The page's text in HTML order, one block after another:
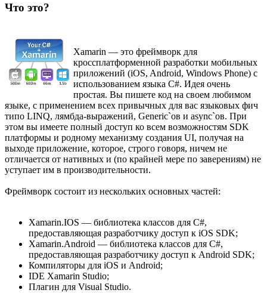
Что это?
Xamarin — это фреймворк для
кроссплатформенной разработки мобильных
приложений (iOS, Android, Windows Phone) с
использованием языка C#. Идея очень
простая. Вы пишете код на своем любимом
языке, с применением всех привычных для вас языковых фич
типо LINQ, лямбда-выражений, Generic`ов и async`ов. При
этом вы имеете полный доступ ко всем возможностям SDK
платформы и родному механизму создания UI, получая на
выходе приложение, которое, строго говоря, ничем не
отличается от нативных и (по крайней мере по заверениям) не
уступает им в производительности.
Фреймворк состоит из нескольких основных частей:
Xamarin.IOS — библиотека классов для C#,
предоставляющая разработчику доступ к iOS SDK;
Xamarin.Android — библиотека классов для C#,
предоставляющая разработчику доступ к Android SDK;
Компиляторы для iOS и Android;
IDE Xamarin Studio;
Плагин для Visual Studio.